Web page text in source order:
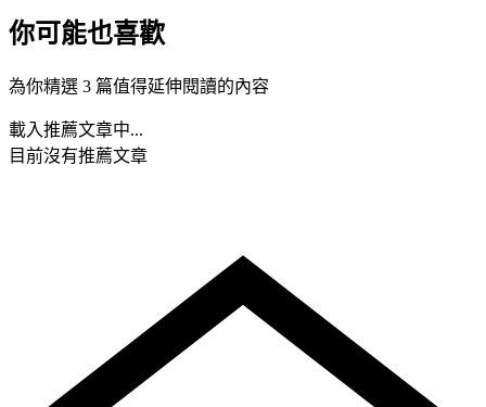
你可能也喜歡
為你精選 3 篇值得延伸閱讀的內容
載入推薦文章中...
目前沒有推薦文章